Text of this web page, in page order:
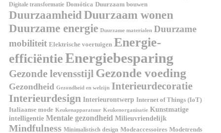
Digitale transformatie Domótica Duurzaam bouwen
Duurzaamheid Duurzaam wonen
Duurzame energie Duurzame materialen Duurzame
mobiliteit Elektrische voertuigen Energie-
efficiëntieEnergiebesparing
Gezonde levensstijl Gezonde voeding
Gezondheid Gezondheid en welzijn Interieurdecoratie
Interieurdesign Interieurontwerp Internet of Things (IoT)
Italiaanse mode Keukenapparatuur Keukenorganisatie Kunstmatige
intelligentie Mentale gezondheid Milieuvriendelijk
Mindfulness Minimalistisch design Modeaccessoires Modetrends